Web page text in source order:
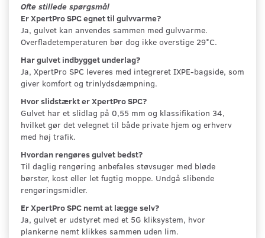
Ofte stillede spørgsmål
Er XpertPro SPC egnet til gulvvarme?
Ja, gulvet kan anvendes sammen med gulvvarme.
Overfladetemperaturen bør dog ikke overstige 29°C.
Har gulvet indbygget underlag?
Ja, XpertPro SPC leveres med integreret IXPE-bagside, som
giver komfort og trinlydsdæmpning.
Hvor slidstærkt er XpertPro SPC?
Gulvet har et slidlag på 0,55 mm og klassifikation 34,
hvilket gør det velegnet til både private hjem og erhverv
med høj trafik.
Hvordan rengøres gulvet bedst?
Til daglig rengøring anbefales støvsuger med bløde
børster, kost eller let fugtig moppe. Undgå slibende
rengøringsmidler.
Er XpertPro SPC nemt at lægge selv?
Ja, gulvet er udstyret med et 5G kliksystem, hvor
plankerne nemt klikkes sammen uden lim.